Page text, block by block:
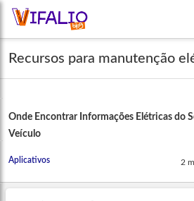
Recursos para manutenção
Onde Encontrar Informações Elétricas do
Veículo
Aplicativos 2